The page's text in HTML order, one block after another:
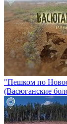
"Пешком по
(Васюганские